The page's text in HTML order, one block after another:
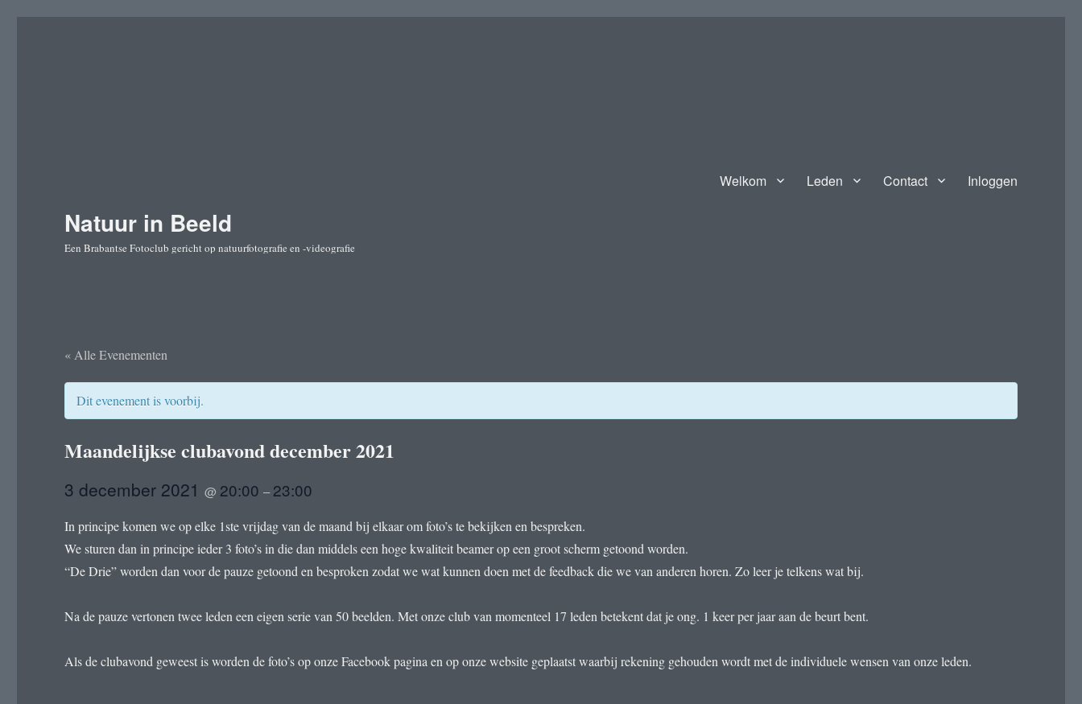
Natuur in Beeld
Een Brabantse Fotoclub gericht op natuurfotografie en -videografie
Welkom Leden Contact Inloggen
« Alle Evenementen
Dit evenement is voorbij.
Maandelijkse clubavond december 2021
3 december 2021@ 20:00–23:00
In principe komen we op elke 1ste vrijdag van de maand bij elkaar om foto’s te bekijken en bespreken.
We sturen dan in principe ieder 3 foto’s in die dan middels een hoge kwaliteit beamer op een groot scherm getoond worden.
“De Drie” worden dan voor de pauze getoond en besproken zodat we wat kunnen doen met de feedback die we van anderen horen. Zo leer je telkens wat bij.
Na de pauze vertonen twee leden een eigen serie van 50 beelden. Met onze club van momenteel 17 leden betekent dat je ong. 1 keer per jaar aan de beurt bent.
Als de clubavond geweest is worden de foto’s op onze Facebook pagina en op onze website geplaatst waarbij rekening gehouden wordt met de individuele wensen van onze leden.